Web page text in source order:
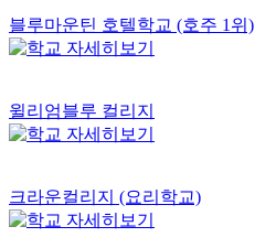
블루마운틴 호텔학교 (호주 1위)
윌리엄블루 컬리지
크라운컬리지 (요리학교)